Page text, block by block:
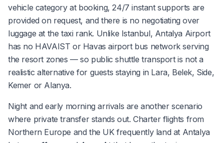
vehicle category at booking, 24/7 instant supports are
provided on request, and there is no negotiating over
luggage at the taxi rank. Unlike Istanbul, Antalya Airport
has no HAVAIST or Havas airport bus network serving
the resort zones — so public shuttle transport is not a
realistic alternative for guests staying in Lara, Belek, Side,
Kemer or Alanya.
Night and early morning arrivals are another scenario
where private transfer stands out. Charter flights from
Northern Europe and the UK frequently land at Antalya